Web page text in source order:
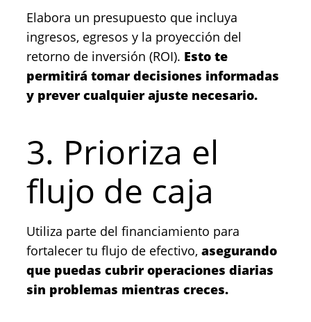
Elabora un presupuesto que incluya
ingresos, egresos y la proyección del
retorno de inversión (ROI). Esto te
permitirá tomar decisiones informadas
y prever cualquier ajuste necesario.
3. Prioriza el
flujo de caja
Utiliza parte del financiamiento para
fortalecer tu flujo de efectivo, asegurando
que puedas cubrir operaciones diarias
sin problemas mientras creces.